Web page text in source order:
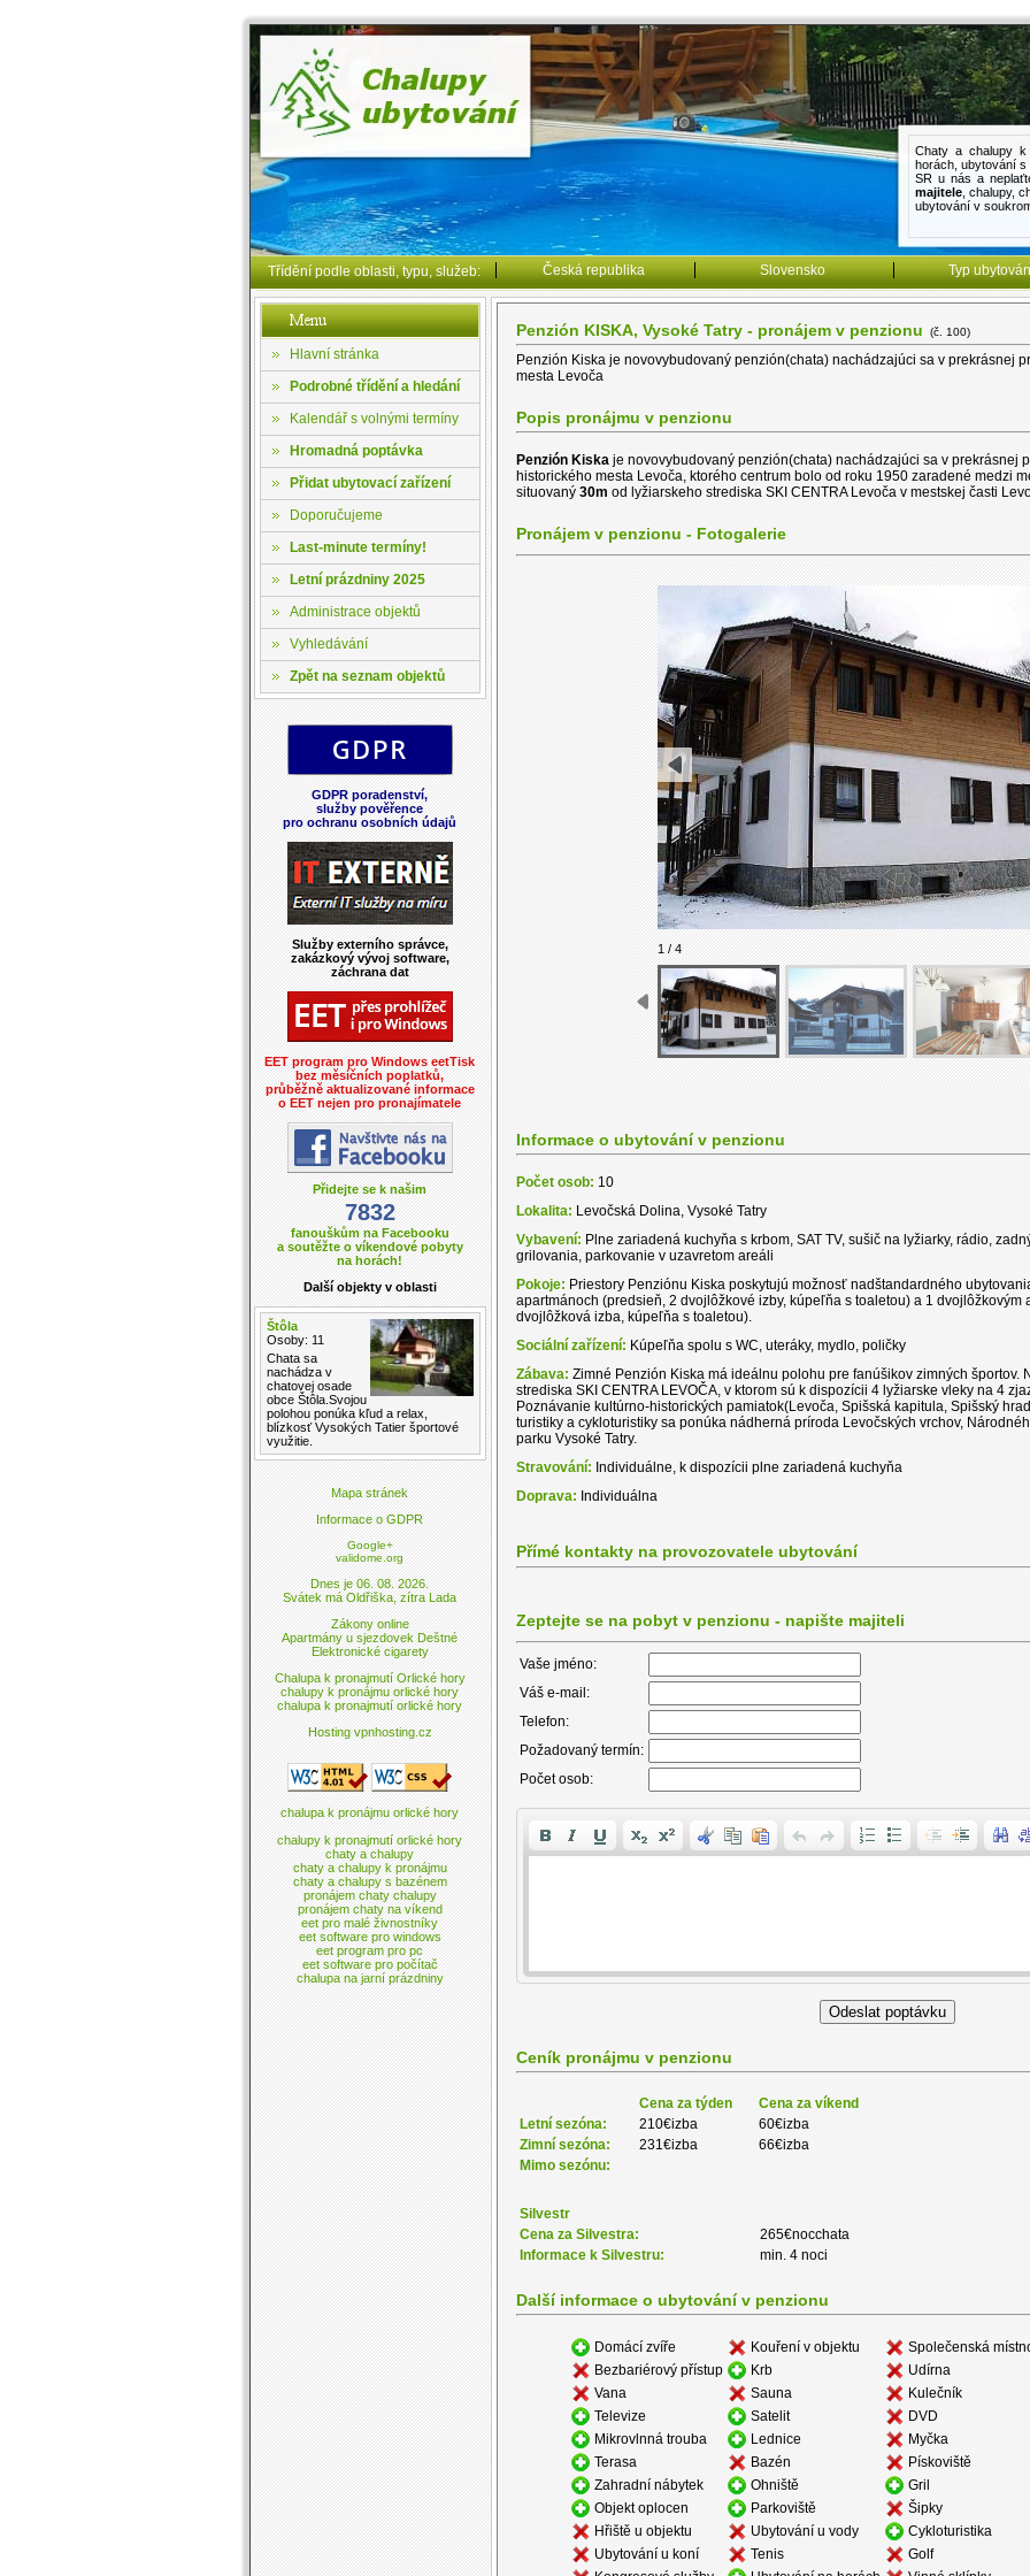
Chaty a chalupy k
horách, ubytování s
SR u nás a
majitele, chalupy,
ubytování v
Třídění podle oblasti, typu, služeb: Česká republika Slovensko Typ
Hlavní stránka
Podrobné třídění a hledání
Kalendář s volnými termíny
Hromadná poptávka
Přidat ubytovací zařízení
Doporučujeme
Last-minute termíny!
Letní prázdniny 2025
Administrace objektů
Vyhledávání
Zpět na seznam objektů
GDPR poradenství,
služby pověřence
pro ochranu osobních údajů
Služby externího správce,
zakázkový vývoj software,
záchrana dat
EET program pro Windows eetTisk
bez měsíčních poplatků,
průběžně aktualizované informace
o EET nejen pro pronajímatele
Přidejte se k našim
7832
fanouškům na Facebooku
a soutěžte o víkendové pobyty
na horách!
Další objekty v oblasti
Štôla
Osoby: 11
Chata sa
nachádza v
chatovej osade
obce Štôla.Svojou
polohou ponúka kľud a relax,
blízkosť Vysokých Tatier športové
využitie.
Mapa stránek
Informace o GDPR
Google+
validome.org
Dnes je 06. 08. 2026.
Svátek má Oldřiška, zítra Lada
Zákony online
Apartmány u sjezdovek Deštné
Elektronické cigarety
Chalupa k pronajmutí Orlické hory
chalupy k pronájmu orlické hory
chalupa k pronajmutí orlické hory
Hosting vpnhosting.cz
chalupa k pronájmu orlické hory
chalupy k pronajmutí orlické hory
chaty a chalupy
chaty a chalupy k pronájmu
chaty a chalupy s bazénem
pronájem chaty chalupy
pronájem chaty na víkend
eet pro malé živnostníky
eet software pro windows
eet program pro pc
eet software pro počítač
chalupa na jarní prázdniny
Penzión KISKA, Vysoké Tatry - pronájem v penzionu (č. 100)
Penzión Kiska je novovybudovaný penzión(chata) nachádzajúci sa v prekrásnej
mesta Levoča
Popis pronájmu v penzionu
Penzión Kiskaje novovybudovaný penzión(chata) nachádzajúci sa v prekrásnej
historického mesta Levoča, ktorého centrum bolo od roku 1950 zaradené medzi
situovaný 30m od lyžiarskeho strediska SKI CENTRA Levoča v mestskej časti
Pronájem v penzionu - Fotogalerie
1 / 4
Informace o ubytování v penzionu
Počet osob: 10
Lokalita: Levočská Dolina, Vysoké Tatry
Vybavení: Plne zariadená kuchyňa s krbom, SAT TV, sušič na lyžiarky, rádio,
grilovania, parkovanie v uzavretom areáli
Pokoje: Priestory Penziónu Kiska poskytujú možnosť nadštandardného
apartmánoch (predsieň, 2 dvojlôžkové izby, kúpeľňa s toaletou) a 1 dvojlôžkovým
dvojlôžková izba, kúpeľňa s toaletou).
Sociální zařízení: Kúpeľňa spolu s WC, uteráky, mydlo, poličky
Zábava: Zimné Penzión Kiska má ideálnu polohu pre fanúšikov zimných športov.
strediska SKI CENTRA LEVOČA, v ktorom sú k dispozícii 4 lyžiarske vleky na 4
Poznávanie kultúrno-historických pamiatok(Levoča, Spišská kapitula, Spišský
turistiky a cykloturistiky sa ponúka nádherná príroda Levočských vrchov,
parku Vysoké Tatry.
Stravování: Individuálne, k dispozícii plne zariadená kuchyňa
Doprava: Individuálna
Přímé kontakty na provozovatele ubytování
Zeptejte se na pobyt v penzionu - napište majiteli
Vaše jméno:
Váš e-mail:
Telefon:
Požadovaný termín:
Počet osob:
Ceník pronájmu v penzionu
Cena za týden
Cena za víkend
Letní sezóna:
210€izba
60€izba
Zimní sezóna:
231€izba
66€izba
Mimo sezónu:
Silvestr
Cena za Silvestra:
265€nocchata
Informace k Silvestru:
min. 4 noci
Další informace o ubytování v penzionu
Domácí zvíře Kouření v objektu
Společenská
Bezbariérový přístup
Krb
Udírna
Vana
Sauna
Kulečník
Televize
Satelit
DVD
Mikrovlnná trouba
Lednice
Myčka
Terasa
Bazén
Pískoviště
Zahradní nábytek
Ohniště
Gril
Objekt oplocen
Parkoviště
Šipky
Hřiště u objektu
Ubytování u vody
Cykloturistika
Ubytování u koní
Tenis
Golf